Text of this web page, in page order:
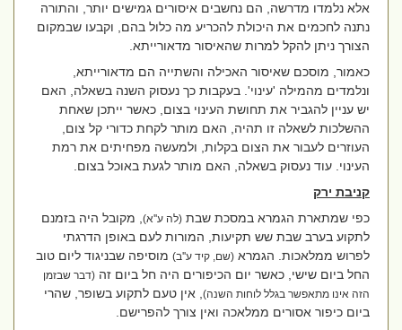
אלא נלמדו מדרשה, הם נחשבים איסורים גמישים יותר, והתורה
נתנה לחכמים את היכולת להכריע מה כלול בהם, וקבעו שבמקום
הצורך ניתן להקל למרות שהאיסור מדאורייתא.
כאמור, מוסכם שאיסור האכילה והשתייה הם מדאורייתא,
ונלמדים מהמילה 'עינוי'. בעקבות כך נעסוק השנה בשאלה, האם
יש עניין להגביר את תחושת העינוי בצום, כאשר ייתכן שאחת
ההשלכות לשאלה זו תהיה, האם מותר לקחת כדורי קל צום,
העוזרים לעבור את הצום בקלות, ולמעשה מפחיתים את רמת
העינוי. עוד נעסוק בשאלה, האם מותר לגעת באוכל בצום.
קניבת ירק
כפי שמתארת הגמרא במסכת שבת(לה ע''א), מקובל היה בזמנם
לתקוע בערב שבת שש תקיעות, המורות לעם באופן הדרגתי
לפרוש ממלאכות. הגמרא(שם, קיד ע''ב)מוסיפה שבניגוד ליום טוב
החל ביום שישי, כאשר יום הכיפורים היה חל ביום זה(דבר שבזמן
הזה אינו מתאפשר בגלל לוחות השנה), אין טעם לתקוע בשופר, שהרי
ביום כיפור אסורים ממלאכה ואין צורך להפרישם.